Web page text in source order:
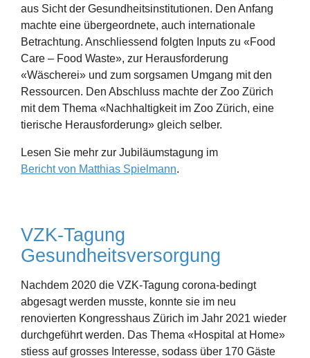
aus Sicht der Gesundheitsinstitutionen. Den Anfang
machte eine übergeordnete, auch internationale
Betrachtung. Anschliessend folgten Inputs zu «Food
Care – Food Waste», zur Herausforderung
«Wäscherei» und zum sorgsamen Umgang mit den
Ressourcen. Den Abschluss machte der Zoo Zürich
mit dem Thema «Nachhaltigkeit im Zoo Zürich, eine
tierische Herausforderung» gleich selber.
Lesen Sie mehr zur Jubiläumstagung im
Bericht von Matthias Spielmann.
VZK-Tagung
Gesundheitsversorgung
Nachdem 2020 die VZK-Tagung corona-bedingt
abgesagt werden musste, konnte sie im neu
renovierten Kongresshaus Zürich im Jahr 2021 wieder
durchgeführt werden. Das Thema «Hospital at Home»
stiess auf grosses Interesse, sodass über 170 Gäste